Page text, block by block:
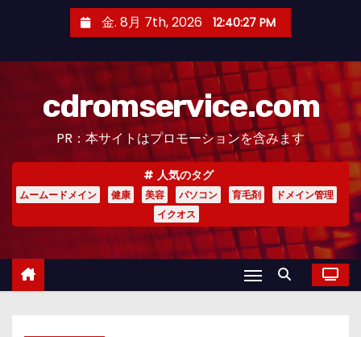
金. 8月 7th, 2026 12:40:28 PM
cdromservice.com
PR：本サイトはプロモーションを含みます
人気のタグ
ムームードメイン 健康 美容 パソコン 育毛剤
ドメイン管理
イクオス